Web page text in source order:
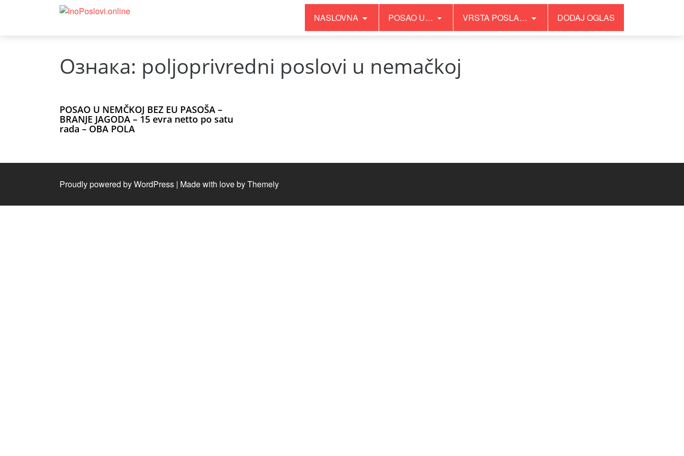
NASLOVNA POSAO U… VRSTA POSLA… DODAJ OGLAS
Ознака: poljoprivredni poslovi u nemačkoj
POSAO U NEMČKOJ BEZ EU PASOŠA –
BRANJE JAGODA – 15 evra netto po satu
rada – OBA POLA
Proudly powered by WordPress | Made with love byThemely